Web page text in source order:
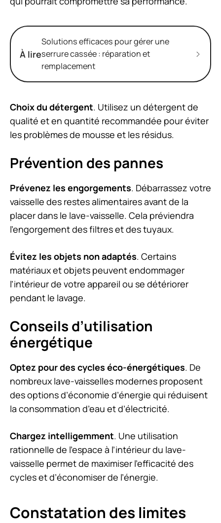
À lire
Solutions efficaces pour gérer une
serrure cassée : réparation et
remplacement
Choix du détergent. Utilisez un détergent de
qualité et en quantité recommandée pour éviter
les problèmes de mousse et les résidus.
Prévention des pannes
Prévenez les engorgements. Débarrassez votre
vaisselle des restes alimentaires avant de la
placer dans le lave-vaisselle. Cela préviendra
l’engorgement des filtres et des tuyaux.
Évitez les objets non adaptés. Certains
matériaux et objets peuvent endommager
l’intérieur de votre appareil ou se détériorer
pendant le lavage.
Conseils d’utilisation
énergétique
Optez pour des cycles éco-énergétiques. De
nombreux lave-vaisselles modernes proposent
des options d’économie d’énergie qui réduisent
la consommation d’eau et d’électricité.
Chargez intelligemment. Une utilisation
rationnelle de l’espace à l’intérieur du lave-
vaisselle permet de maximiser l’efficacité des
cycles et d’économiser de l’énergie.
Constatation des limites